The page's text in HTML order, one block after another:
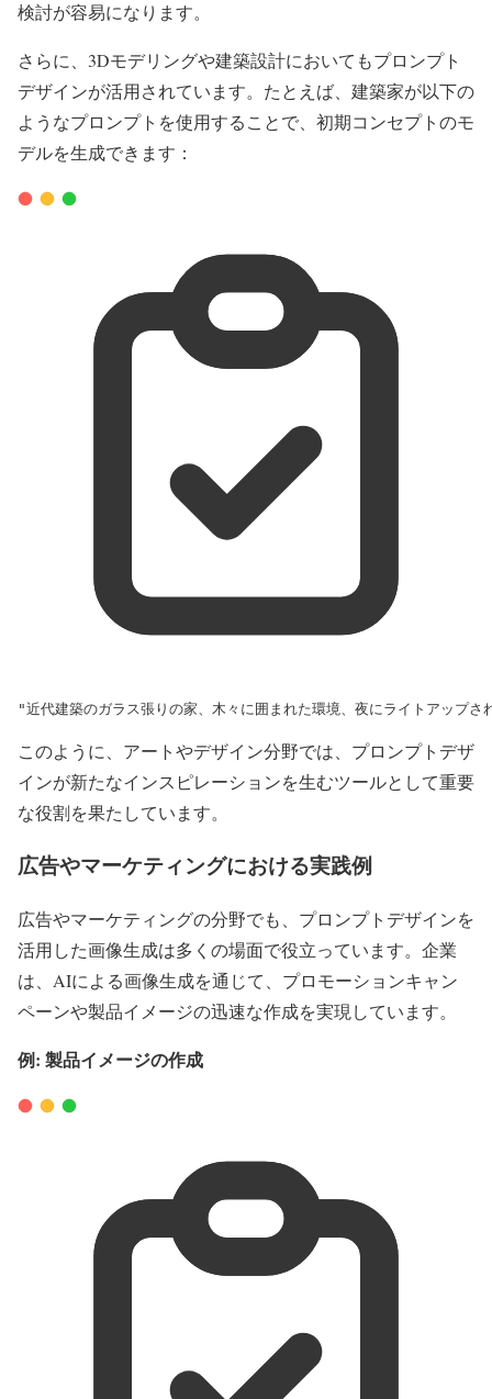
検討が容易になります。
さらに、3Dモデリングや建築設計においてもプロンプト
デザインが活用されています。たとえば、建築家が以下の
ようなプロンプトを使用することで、初期コンセプトのモ
デルを生成できます：
"近代建築のガラス張りの家、木々に囲まれた環境、夜にライトアップさ
このように、アートやデザイン分野では、プロンプトデザ
インが新たなインスピレーションを生むツールとして重要
な役割を果たしています。
広告やマーケティングにおける実践例
広告やマーケティングの分野でも、プロンプトデザインを
活用した画像生成は多くの場面で役立っています。企業
は、AIによる画像生成を通じて、プロモーションキャン
ペーンや製品イメージの迅速な作成を実現しています。
例: 製品イメージの作成